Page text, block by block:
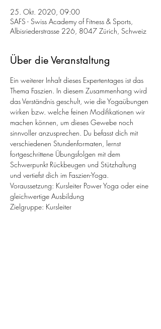
25. Okt. 2020, 09:00
SAFS - Swiss Academy of Fitness & Sports,
Albisriederstrasse 226, 8047 Zürich, Schweiz
Über die Veranstaltung
Ein weiterer Inhalt dieses Expertentages ist das
Thema Faszien. In diesem Zusammenhang wird
das Verständnis geschult, wie die Yogaübungen
wirken bzw. welche feinen Modifikationen wir
machen können, um dieses Gewebe noch
sinnvoller anzusprechen. Du befasst dich mit
verschiedenen Stundenformaten, lernst
fortgeschrittene Übungsfolgen mit dem
Schwerpunkt Rückbeugen und Stützhaltung
und vertiefst dich im Faszien-Yoga.
Voraussetzung: Kursleiter Power Yoga oder eine
gleichwertige Ausbildung
Zielgruppe: Kursleiter